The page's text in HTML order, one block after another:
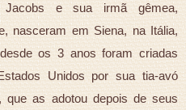
Jacobs e sua irmã gêmea,
nasceram em Siena, na Itália,
os 3 anos foram criadas
Unidos por sua tia-avó
que as adotou depois de seus